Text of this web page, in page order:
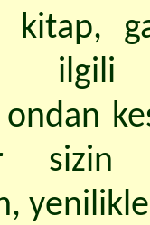
kitap,
ilgili